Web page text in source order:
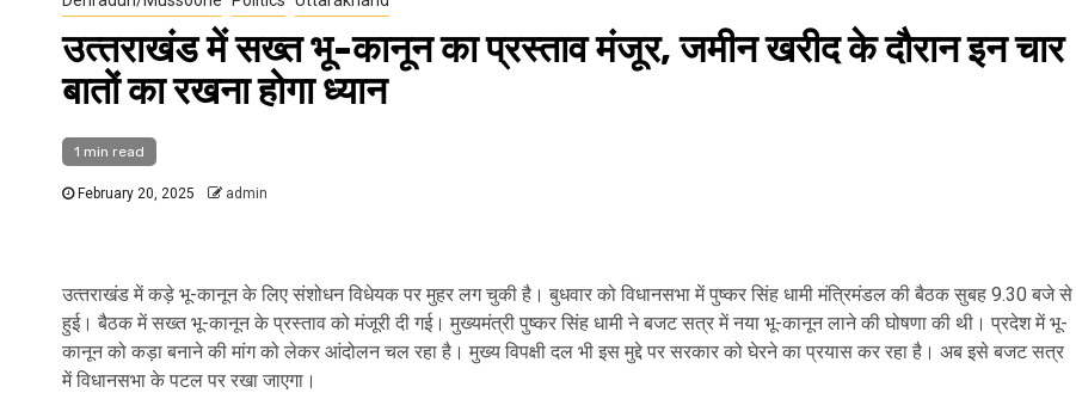
उत्‍तराखंड में सख्‍त भू-कानून का प्रस्‍ताव मंजूर, जमीन खरीद के दौरान इन चार
बातों का रखना होगा ध्‍यान
1 min read
February 20, 2025 admin
उत्‍तराखंड में कड़े भू-कानून के लिए संशोधन विधेयक पर मुहर लग चुकी है। बुधवार को विधानसभा में पुष्कर सिंह धामी मंत्रिमंडल की बैठक सुबह 9.30 बजे से
हुई। बैठक में सख्‍त भू-कानून के प्रस्‍ताव को मंजूरी दी गई। मुख्यमंत्री पुष्कर सिंह धामी ने बजट सत्र में नया भू-कानून लाने की घोषणा की थी। प्रदेश में भू-
कानून को कड़ा बनाने की मांग को लेकर आंदोलन चल रहा है। मुख्य विपक्षी दल भी इस मुद्दे पर सरकार को घेरने का प्रयास कर रहा है। अब इसे बजट सत्र
में विधानसभा के पटल पर रखा जाएगा।